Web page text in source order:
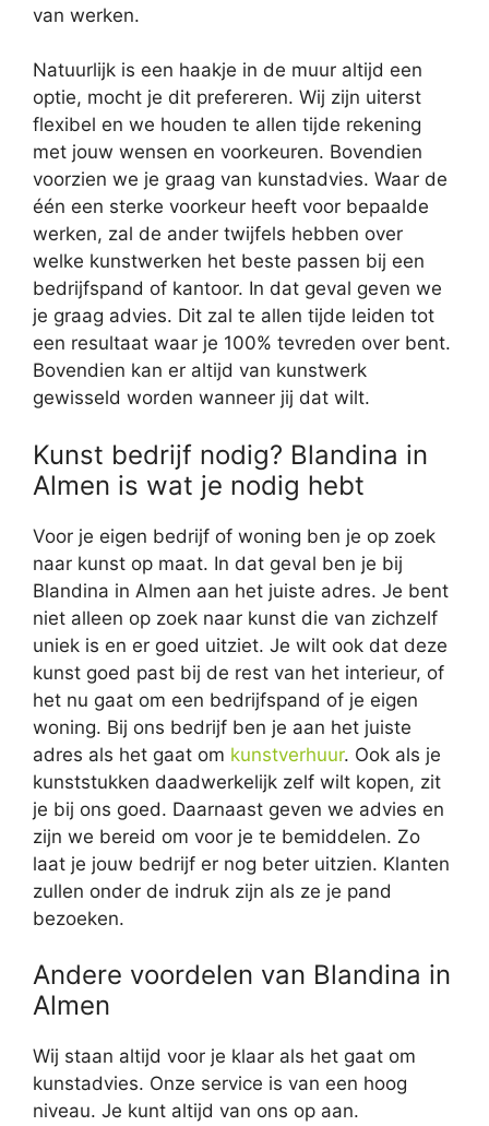
van werken.
Natuurlijk is een haakje in de muur altijd een
optie, mocht je dit prefereren. Wij zijn uiterst
flexibel en we houden te allen tijde rekening
met jouw wensen en voorkeuren. Bovendien
voorzien we je graag van kunstadvies. Waar de
één een sterke voorkeur heeft voor bepaalde
werken, zal de ander twijfels hebben over
welke kunstwerken het beste passen bij een
bedrijfspand of kantoor. In dat geval geven we
je graag advies. Dit zal te allen tijde leiden tot
een resultaat waar je 100% tevreden over bent.
Bovendien kan er altijd van kunstwerk
gewisseld worden wanneer jij dat wilt.
Kunst bedrijf nodig? Blandina in
Almen is wat je nodig hebt
Voor je eigen bedrijf of woning ben je op zoek
naar kunst op maat. In dat geval ben je bij
Blandina in Almen aan het juiste adres. Je bent
niet alleen op zoek naar kunst die van zichzelf
uniek is en er goed uitziet. Je wilt ook dat deze
kunst goed past bij de rest van het interieur, of
het nu gaat om een bedrijfspand of je eigen
woning. Bij ons bedrijf ben je aan het juiste
adres als het gaat om kunstverhuur. Ook als je
kunststukken daadwerkelijk zelf wilt kopen, zit
je bij ons goed. Daarnaast geven we advies en
zijn we bereid om voor je te bemiddelen. Zo
laat je jouw bedrijf er nog beter uitzien. Klanten
zullen onder de indruk zijn als ze je pand
bezoeken.
Andere voordelen van Blandina in
Almen
Wij staan altijd voor je klaar als het gaat om
kunstadvies. Onze service is van een hoog
niveau. Je kunt altijd van ons op aan.